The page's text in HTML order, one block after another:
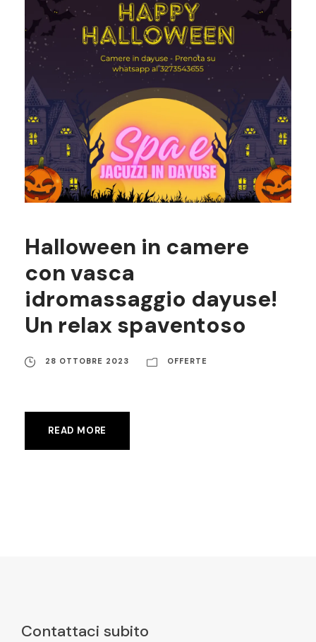
Halloween in camere
con vasca
idromassaggio dayuse!
Un relax spaventoso
28 OTTOBRE 2023 OFFERTE
READ MORE
Contattaci subito